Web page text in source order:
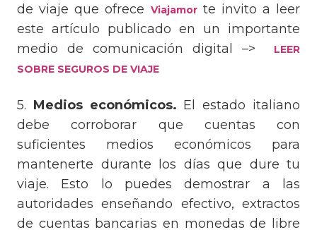
de viaje que ofrece Viajamor te invito a leer
este artículo publicado en un importante
medio de comunicación digital –>
LEER
SOBRE SEGUROS DE VIAJE
5. Medios económicos. El estado italiano
debe corroborar que cuentas con
suficientes medios económicos para
mantenerte durante los días que dure tu
viaje. Esto lo puedes demostrar a las
autoridades enseñando efectivo, extractos
de cuentas bancarias en monedas de libre